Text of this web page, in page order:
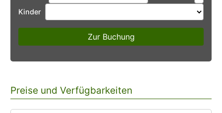
Kinder
Zur Buchung
Preise und Verfügbarkeiten